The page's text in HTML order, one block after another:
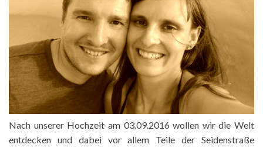
Nach unserer Hochzeit am 03.09.2016 wollen wir die Welt
entdecken und dabei vor allem Teile der Seidenstraße